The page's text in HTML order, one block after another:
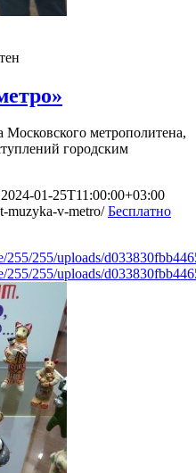
метрополитена,
городским
2024-01-25T11:00:00+03:00
muzyka-v-metro/ Бесплатно
255/255/uploads/
255/255/uploads/